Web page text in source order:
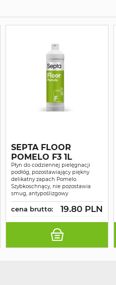
SEPTA FLOOR
POMELO F3 1L
Płyn do codziennej pielęgnacji
podłóg, pozostawiający piękny
delikatny zapach Pomelo.
Szybkoschnący, nie pozostawia
smug, antypoślizgowy
cena brutto: 19.80 PLN